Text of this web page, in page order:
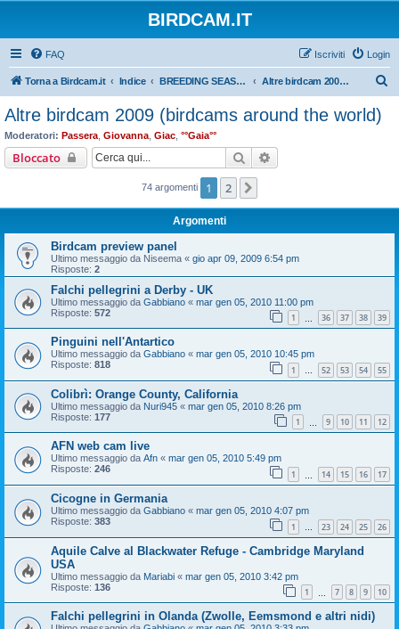
BIRDCAM.IT
FAQ Login
Iscriviti
Torna a Birdcam.it Indice BREEDING SEASON 2009 Altre birdcam 2009 (birdcams around the world)
Altre birdcam 2009 (birdcams around the world)
Moderatori: Passera Giovanna Giac °°Gaia°°
Bloccato Cerca
74 argomenti 1 2
Argomenti
Birdcam preview panel
Ultimo messaggio da Niseema « gio apr 09, 2009 6:54 pm
Risposte: 2
Falchi pellegrini a Derby - UK
Ultimo messaggio da Gabbiano « mar gen 05, 2010 11:00 pm
Risposte: 572 1 36 37 38 39
Pinguini nell'Antartico
Ultimo messaggio da Gabbiano « mar gen 05, 2010 10:45 pm
Risposte: 818 1 … 52 53 54 55
Colibrì: Orange County, California
Ultimo messaggio da Nuri945 « mar gen 05, 2010 8:26 pm
Risposte: 177 1 9 10 11 12
AFN web cam live
Ultimo messaggio da Afn « mar gen 05, 2010 5:49 pm
Risposte: 246 1 14 15 16 17
Cicogne in Germania
Ultimo messaggio da Gabbiano « mar gen 05, 2010 4:07 pm
Risposte: 383 1 … 23 24 25 26
Aquile Calve al Blackwater Refuge - Cambridge Maryland
USA
Ultimo messaggio da Mariabi « mar gen 05, 2010 3:42 pm
Risposte: 136 1 7 8 9 10
Falchi pellegrini in Olanda (Zwolle, Eemsmond e altri nidi)